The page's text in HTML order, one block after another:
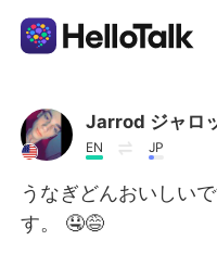
แอปแลกเปลี่ยนทาง
AI Grammar
ไทย
Jarrod ジャロ
EN JP
うなぎどんおいしい
す。 🤤😅